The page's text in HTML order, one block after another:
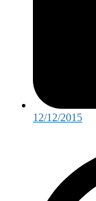
12/12/2015